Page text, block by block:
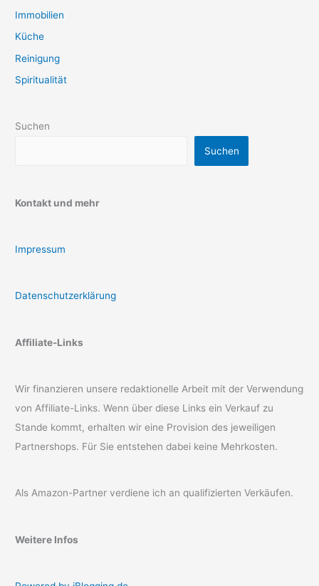
Immobilien
Küche
Reinigung
Spiritualität
Suchen
Suchen
Kontakt und mehr
Impressum
Datenschutzerklärung
Affiliate-Links
Wir finanzieren unsere redaktionelle Arbeit mit der Verwendung
von Affiliate-Links. Wenn über diese Links ein Verkauf zu
Stande kommt, erhalten wir eine Provision des jeweiligen
Partnershops. Für Sie entstehen dabei keine Mehrkosten.
Als Amazon-Partner verdiene ich an qualifizierten Verkäufen.
Weitere Infos